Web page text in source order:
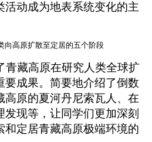
活动成为地表系统变化的主
向高原扩散至定居的五个阶段
藏高原在研究人类全球扩
要成果。简要地介绍了倒数
高原的夏河丹尼索瓦人、在
现等，让同学们更加深刻
和定居青藏高原极端环境的